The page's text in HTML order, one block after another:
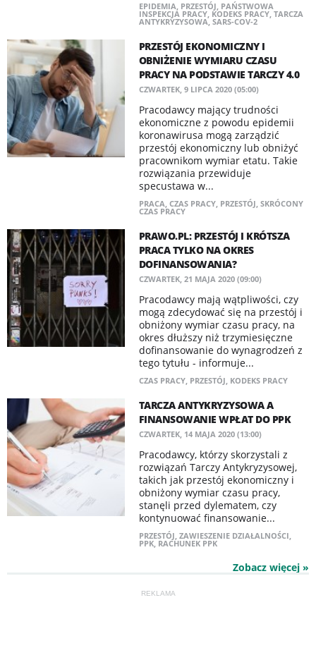
EPIDEMIA, PRZESTÓJ, PAŃSTWOWA
INSPEKCJA PRACY, KODEKS PRACY, TARCZA
ANTYKRYZYSOWA, SARS-COV-2
PRZESTÓJ EKONOMICZNY I
OBNIŻENIE WYMIARU CZASU
PRACY NA PODSTAWIE TARCZY 4.0
CZWARTEK, 9 LIPCA 2020 (05:00)
Pracodawcy mający trudności
ekonomiczne z powodu epidemii
koronawirusa mogą zarządzić
przestój ekonomiczny lub obniżyć
pracownikom wymiar etatu. Takie
rozwiązania przewiduje
specustawa w...
PRACA, CZAS PRACY, PRZESTÓJ, SKRÓCONY
CZAS PRACY
PRAWO.PL: PRZESTÓJ I KRÓTSZA
PRACA TYLKO NA OKRES
DOFINANSOWANIA?
CZWARTEK, 21 MAJA 2020 (09:00)
Pracodawcy mają wątpliwości, czy
mogą zdecydować się na przestój i
obniżony wymiar czasu pracy, na
okres dłuższy niż trzymiesięczne
dofinansowanie do wynagrodzeń z
tego tytułu - informuje...
CZAS PRACY, PRZESTÓJ, KODEKS PRACY
TARCZA ANTYKRYZYSOWA A
FINANSOWANIE WPŁAT DO PPK
CZWARTEK, 14 MAJA 2020 (13:00)
Pracodawcy, którzy skorzystali z
rozwiązań Tarczy Antykryzysowej,
takich jak przestój ekonomiczny i
obniżony wymiar czasu pracy,
stanęli przed dylematem, czy
kontynuować finansowanie...
PRZESTÓJ, ZAWIESZENIE DZIAŁALNOŚCI,
PPK, RACHUNEK PPK
Zobacz więcej »
REKLAMA